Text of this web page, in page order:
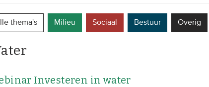
thema's Milieu Sociaal Bestuur Overig
Investeren in water